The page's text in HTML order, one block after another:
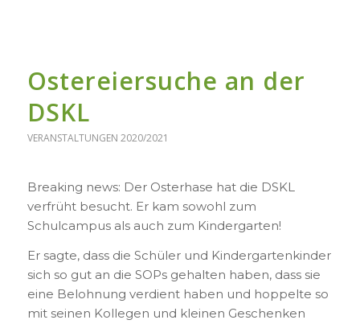
Ostereiersuche an der
DSKL
VERANSTALTUNGEN 2020/2021
Breaking news: Der Osterhase hat die DSKL
verfrüht besucht. Er kam sowohl zum
Schulcampus als auch zum Kindergarten!
Er sagte, dass die Schüler und Kindergartenkinder
sich so gut an die SOPs gehalten haben, dass sie
eine Belohnung verdient haben und hoppelte so
mit seinen Kollegen und kleinen Geschenken